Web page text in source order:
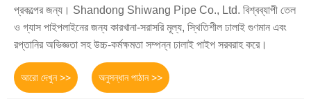
প্রকল্পের জন্য। Shandong Shiwang Pipe Co., Ltd. বিশ্বব্যাপী তেল
ও গ্যাস পাইপলাইনের জন্য কারখানা-সরাসরি মূল্য, স্থিতিশীল ঢালাই গুণমান এবং
রপ্তানির অভিজ্ঞতা সহ উচ্চ-কর্মক্ষমতা সম্পন্ন ঢালাই পাইপ সরবরাহ করে।
আরো দেখুন >> অনুসন্ধান পাঠান >>